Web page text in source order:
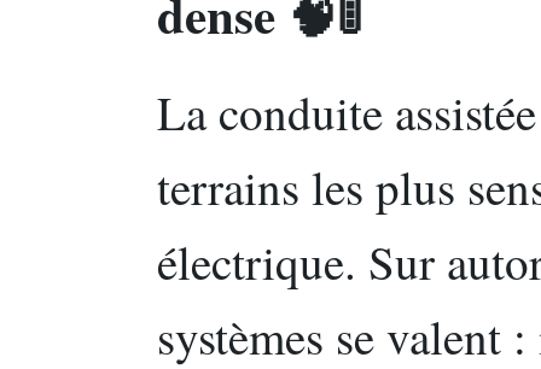
dense 🧠🚦
La conduite
terrains les plus
électrique. Sur
systèmes se valent